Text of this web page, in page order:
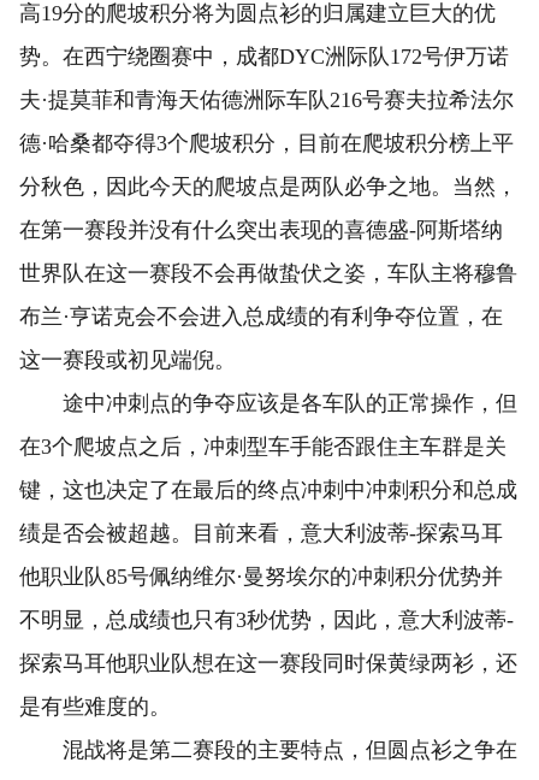
高19分的爬坡积分将为圆点衫的归属建立巨大的优
势。在西宁绕圈赛中，成都DYC洲际队172号伊万诺
夫·提莫菲和青海天佑德洲际车队216号赛夫拉希法尔
德·哈桑都夺得3个爬坡积分，目前在爬坡积分榜上平
分秋色，因此今天的爬坡点是两队必争之地。当然，
在第一赛段并没有什么突出表现的喜德盛-阿斯塔纳
世界队在这一赛段不会再做蛰伏之姿，车队主将穆鲁
布兰·亨诺克会不会进入总成绩的有利争夺位置，在
这一赛段或初见端倪。
途中冲刺点的争夺应该是各车队的正常操作，但
在3个爬坡点之后，冲刺型车手能否跟住主车群是关
键，这也决定了在最后的终点冲刺中冲刺积分和总成
绩是否会被超越。目前来看，意大利波蒂-探索马耳
他职业队85号佩纳维尔·曼努埃尔的冲刺积分优势并
不明显，总成绩也只有3秒优势，因此，意大利波蒂-
探索马耳他职业队想在这一赛段同时保黄绿两衫，还
是有些难度的。
混战将是第二赛段的主要特点，但圆点衫之争在